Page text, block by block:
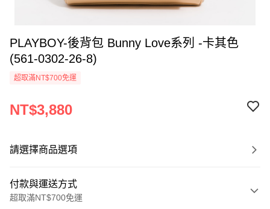
PLAYBOY-後背包 Bunny Love系列 -卡其色
(561-0302-26-8)
超取滿NT$700免運
NT$3,880
請選擇商品選項
付款與運送方式
超取滿NT$700免運